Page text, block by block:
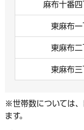
麻布十番四
東麻布一
東麻布二
東麻布三
※世帯数については
ます。